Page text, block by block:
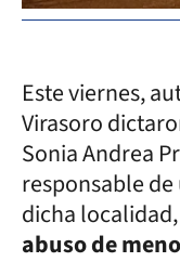
Este viernes,
Virasoro
Sonia Andrea
responsable
dicha
abuso de